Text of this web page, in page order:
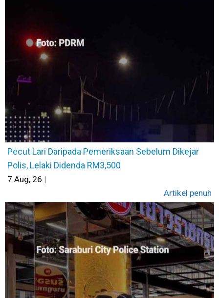
Pecut Lari Daripada Pemeriksaan Sebelum Dikejar
Polis, Lelaki Didenda RM3,500
7 Aug, 26 |
Artikel penuh